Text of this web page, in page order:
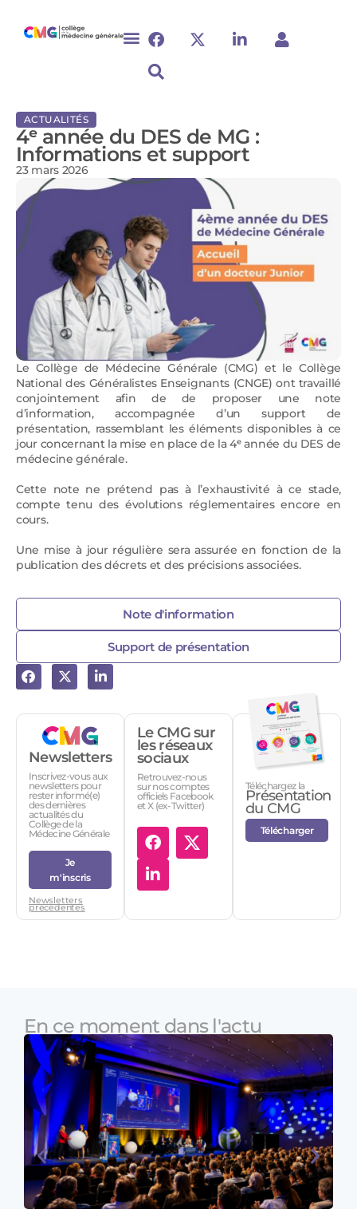
ACTUALITÉS
4ᵉ année du DES de MG :
Informations et support
23 mars 2026
Le Collège de Médecine Générale (CMG) et le Collège
National des Généralistes Enseignants (CNGE) ont travaillé
conjointement afin de de proposer une note
d’information, accompagnée d’un support de
présentation, rassemblant les éléments disponibles à ce
jour concernant la mise en place de la 4ᵉ année du DES de
médecine générale.
Cette note ne prétend pas à l’exhaustivité à ce stade,
compte tenu des évolutions réglementaires encore en
cours.
Une mise à jour régulière sera assurée en fonction de la
publication des décrets et des précisions associées.
Note d'information
Support de présentation
Newsletters
Inscrivez-vous aux
newsletters pour
rester informé(e)
des dernières
actualités du
Collège de la
Médecine Générale
Je
m'inscris
Newsletters
précédentes
Le CMG sur
les réseaux
sociaux
Retrouvez-nous
sur nos comptes
officiels Facebook
et X (ex-Twitter)
Téléchargez la
Présentation
du CMG
Télécharger
En ce moment dans l'actu